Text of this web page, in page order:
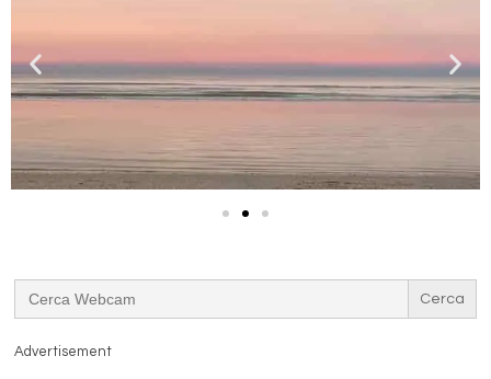
Search
for:
Advertisement